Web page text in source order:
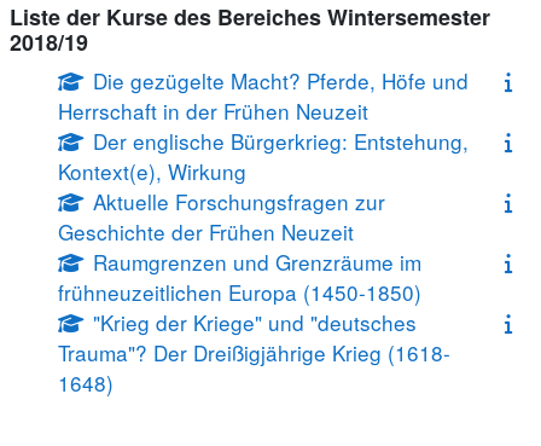
Liste der Kurse des Bereiches Wintersemester
2018/19
Die gezügelte Macht? Pferde, Höfe und
Herrschaft in der Frühen Neuzeit
Der englische Bürgerkrieg: Entstehung,
Kontext(e), Wirkung
Aktuelle Forschungsfragen zur
Geschichte der Frühen Neuzeit
Raumgrenzen und Grenzräume im
frühneuzeitlichen Europa (1450-1850)
"Krieg der Kriege" und "deutsches
Trauma"? Der Dreißigjährige Krieg (1618-
1648)